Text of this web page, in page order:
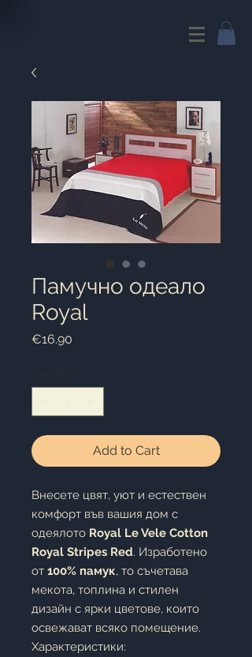
Памучно одеало
Royal
€16.90
Add to Cart
Внесете цвят, уют и естествен
комфорт във вашия дом с
одеялото Royal Le Vele Cotton
Royal Stripes Red. Изработено
от 100% памук, то съчетава
мекота, топлина и стилен
дизайн с ярки цветове, които
освежават всяко помещение.
Характеристики: